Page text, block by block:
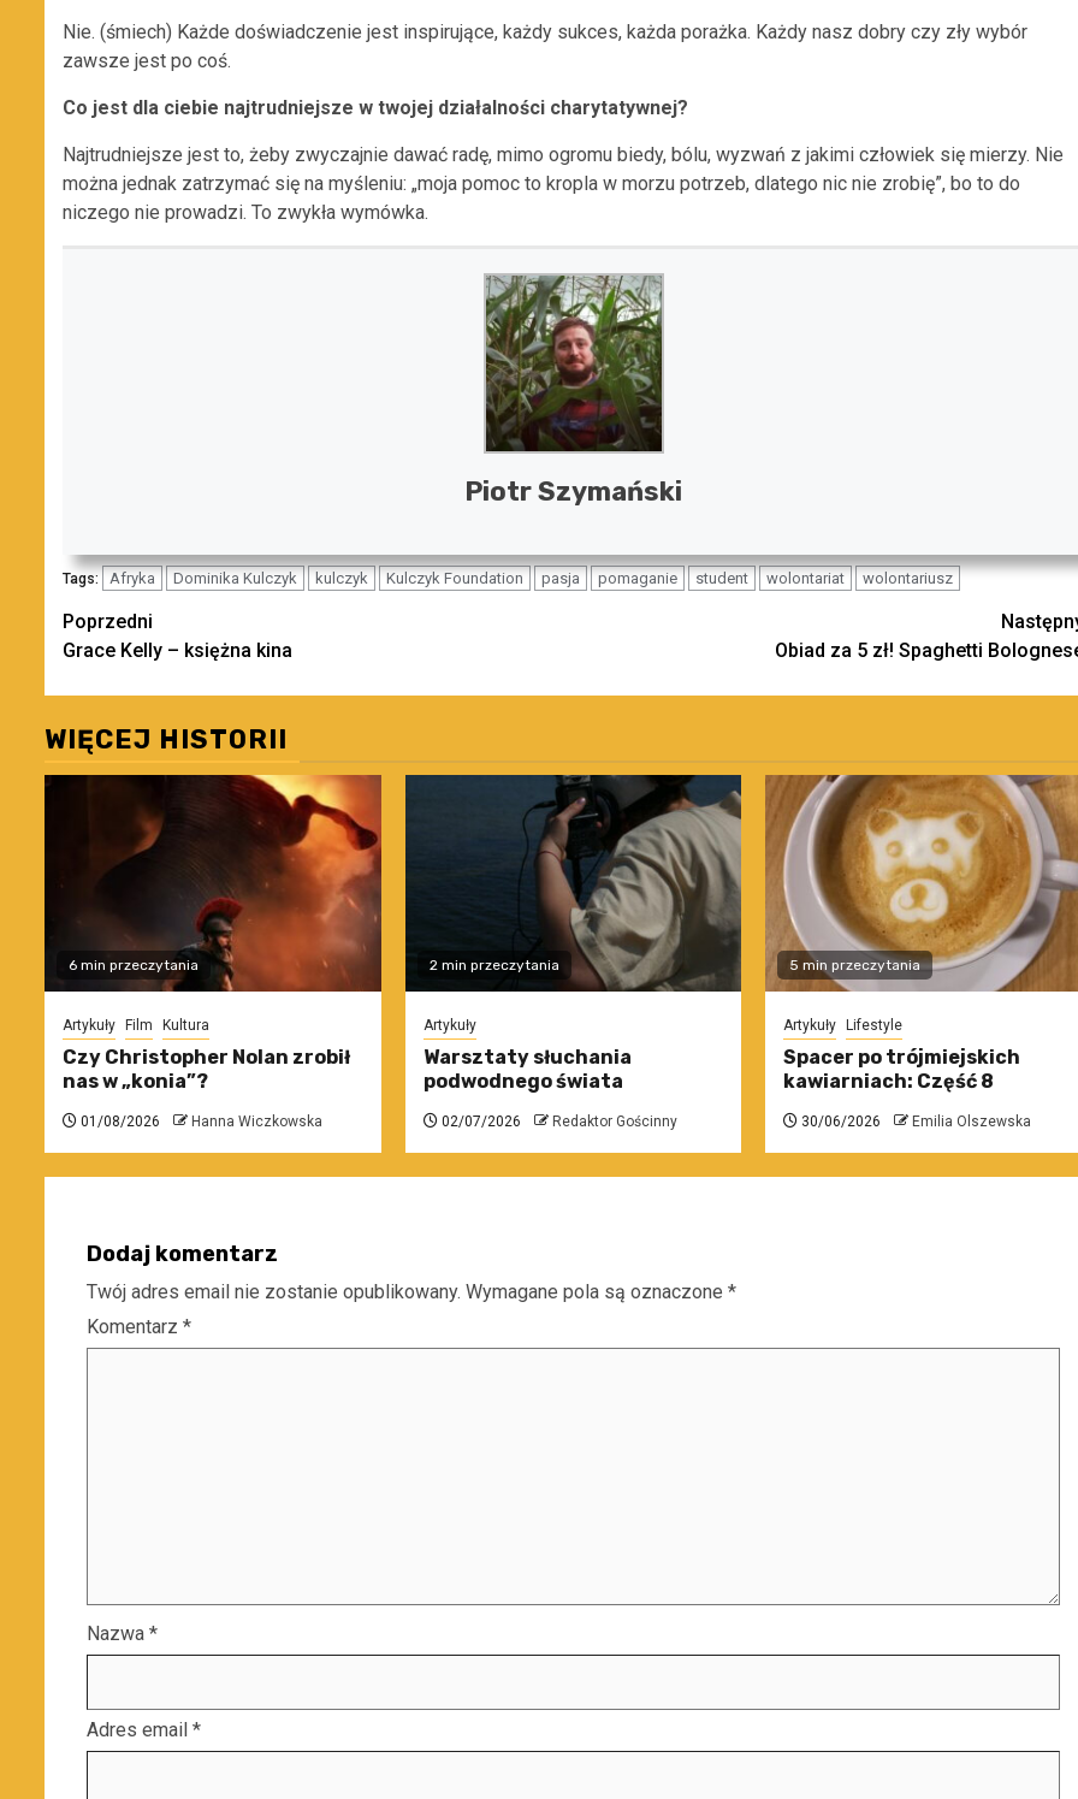
Nie. (śmiech) Każde doświadczenie jest inspirujące, każdy sukces, każda porażka. Każdy nasz dobry czy zły wybór
zawsze jest po coś.
Co jest dla ciebie najtrudniejsze w twojej działalności charytatywnej?
Najtrudniejsze jest to, żeby zwyczajnie dawać radę, mimo ogromu biedy, bólu, wyzwań z jakimi człowiek się mierzy. Nie
można jednak zatrzymać się na myśleniu: „moja pomoc to kropla w morzu potrzeb, dlatego nic nie zrobię”, bo to do
niczego nie prowadzi. To zwykła wymówka.
Piotr Szymański
Tags: Afryka Dominika Kulczyk kulczyk Kulczyk Foundation pasja pomaganie student wolontariat wolontariusz
Zobacz
wpisy
Poprzedni
Grace Kelly – księżna kina
Obiad za 5 zł! Spaghetti
WIĘCEJ HISTORII
6 min przeczytania
Artykuły Film Kultura
Czy Christopher Nolan zrobił
nas w „konia”?
01/08/2026 Hanna Wiczkowska
2 min przeczytania
Artykuły
Warsztaty słuchania
podwodnego świata
02/07/2026 Redaktor Gościnny
5 min przeczytania
Artykuły Lifestyle
Spacer po trójmiejskich
kawiarniach: Część 8
30/06/2026 Emilia Olszewska
Dodaj komentarz
Twój adres email nie zostanie opublikowany. Wymagane pola są oznaczone *
Komentarz *
Nazwa *
Adres email *